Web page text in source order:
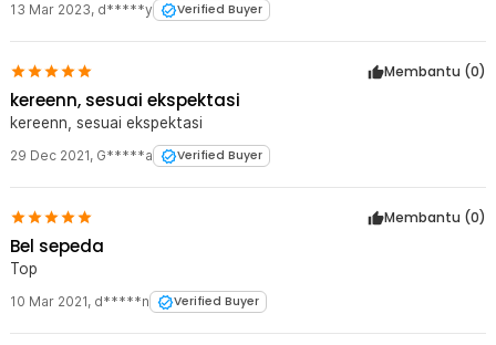
13 Mar 2023, d*****y Verified Buyer
Membantu (0)
kereenn, sesuai ekspektasi
kereenn, sesuai ekspektasi
29 Dec 2021, G*****a Verified Buyer
Membantu (0)
Bel sepeda
Top
10 Mar 2021, d*****n Verified Buyer